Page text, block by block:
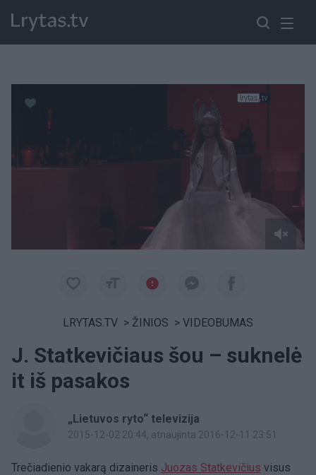
LRYTAS.TV > ŽINIOS > VIDEOBUMAS
J. Statkevičiaus šou – suknelė
it iš pasakos
„Lietuvos ryto“ televizija
2015-12-02 20:44, atnaujinta 2016-12-11 23:51
Trečiadienio vakarą dizaineris Juozas Statkevičius visus